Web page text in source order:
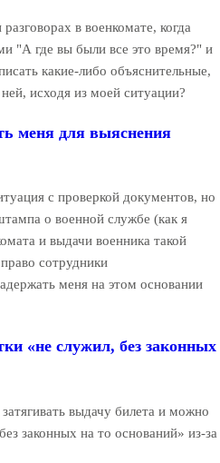
в военкомате, когда
"А где вы были все это время?" и
какие-либо объяснительные,
исходя из моей ситуации?
меня для выяснения
с проверкой документов, но
о военной службе (как я
и выдачи военника такой
сотрудники
меня на этом основании
«не служил, без законных
выдачу билета и можно
законных на то оснований» из-за